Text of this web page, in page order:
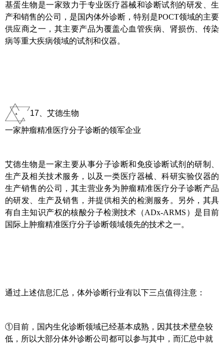
基蛋生物是一家致力于专业医疗器械和诊断试剂的研发、生
产和销售的公司，是国内体外诊断，特别是POCT领域的主要
供应商之一，其主要产品为覆盖心血管疾病、肾损伤、传染
病等重大疾病领域的试剂和仪器。
17、艾德生物
一家肿瘤精准医疗分子诊断的领军企业
艾德生物是一家主要从事分子诊断和免疫诊断试剂的研制、
生产及相关技术服务，以及一类医疗器械、科研实验仪器的
生产销售的公司，其主营业务为肿瘤精准医疗分子诊断产品
的研发、生产及销售，并提供相关的检测服务。另外，其具
有自主知识产权的核酸分子检测技术（ADx-ARMS）是目前
国际上肿瘤精准医疗分子诊断领域领先的技术之一。
通过上述信息汇总，体外诊断行业有以下三点值得注意：
①目前，国内生化诊断领域已经基本成熟，因其技术壁垒较
低，所以大部分体外诊断公司都可以参与其中，而汇总中就